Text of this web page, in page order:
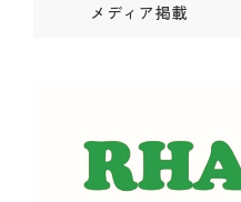
メディア掲載